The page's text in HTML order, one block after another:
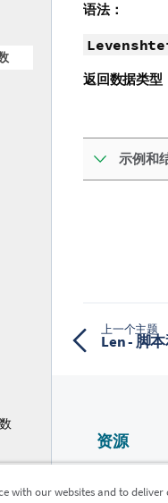
语法：
返回数据类型
示例和
上一个主题
Len - 脚
资源
with our websites and to deliver